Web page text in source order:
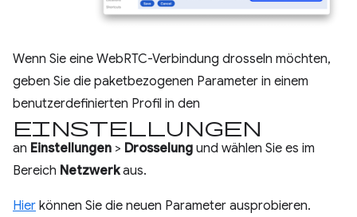
Wenn Sie eine WebRTC-Verbindung drosseln möchten,
geben Sie die paketbezogenen Parameter in einem
benutzerdefinierten Profil in den
Einstellungen
an Einstellungen > Drosselung und wählen Sie es im
Bereich Netzwerkaus.
Hier können Sie die neuen Parameter ausprobieren.